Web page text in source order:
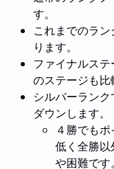
す。
これまでのラ
ります。
ファイナルス
のステージも比
シルバーラン
ダウンします。
４勝でも
低く全勝
や困難です。